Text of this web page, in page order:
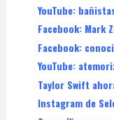
YouTube:
Facebook: Mark
Facebook:
YouTube:
Taylor Swift
Instagram de